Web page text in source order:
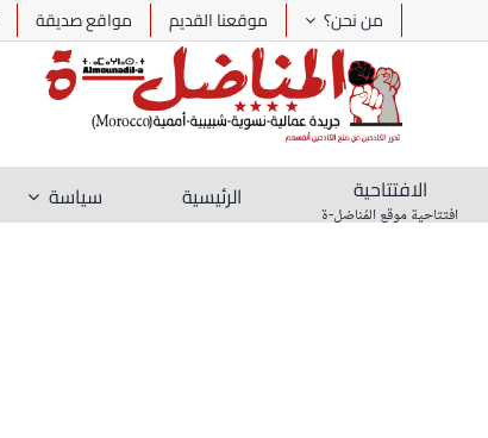
من نحن؟ موقعنا القديم مواقع صديقة
الافتتاحية
افتتاحية موقع المُناضل-ة
الرئيسية سياسة